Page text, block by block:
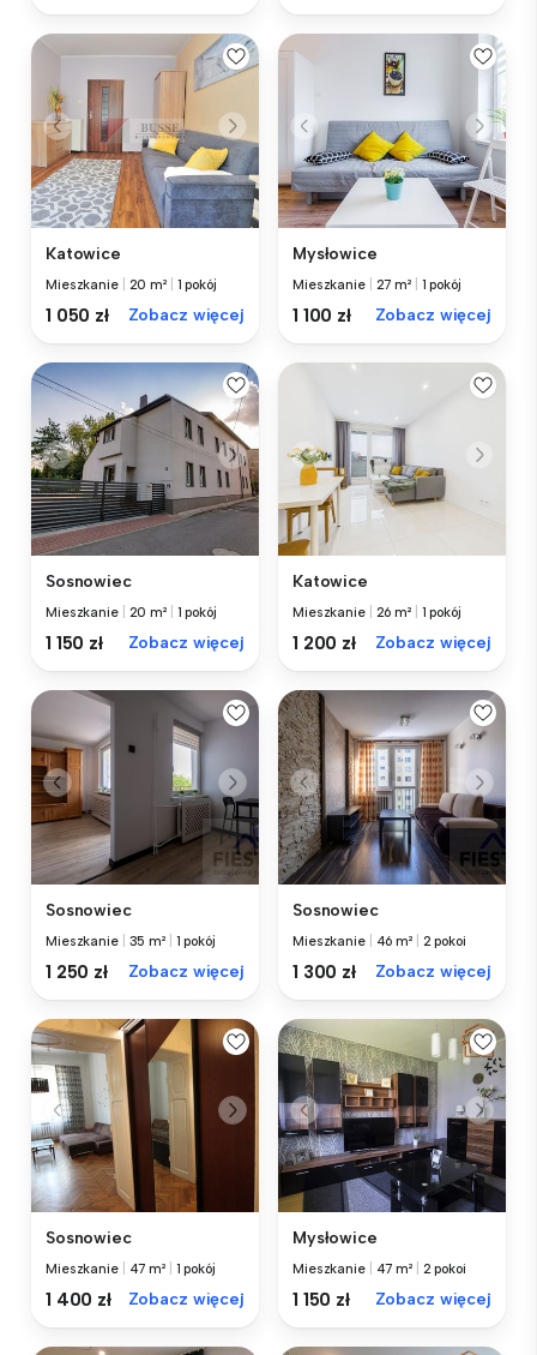
Katowice
Mieszkanie 20 m² 1 pokój
1 050 zł Zobacz więcej
Mysłowice
Mieszkanie 27 m² 1 pokój
1 100 zł Zobacz więcej
Sosnowiec
Mieszkanie 20 m² 1 pokój
1 150 zł Zobacz więcej
Katowice
Mieszkanie 26 m² 1 pokój
1 200 zł Zobacz więcej
Sosnowiec
Mieszkanie 35 m² 1 pokój
1 250 zł Zobacz więcej
Sosnowiec
Mieszkanie 46 m² 2 pokoi
1 300 zł Zobacz więcej
Sosnowiec
Mieszkanie 47 m² 1 pokój
1 400 zł Zobacz więcej
Mysłowice
Mieszkanie 47 m² 2 pokoi
1 150 zł Zobacz więcej